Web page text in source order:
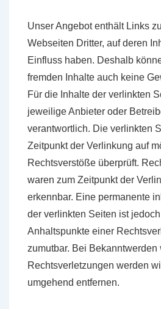
Unser Angebot enthält Links
Webseiten Dritter, auf deren
Einfluss haben. Deshalb
fremden Inhalte auch keine
Für die Inhalte der verlinkten
jeweilige Anbieter oder
verantwortlich. Die verlinkten
Zeitpunkt der Verlinkung auf
Rechtsverstöße überprüft.
waren zum Zeitpunkt der
erkennbar. Eine permanente
der verlinkten Seiten ist
Anhaltspunkte einer
zumutbar. Bei Bekanntwerden
Rechtsverletzungen werden
umgehend entfernen.